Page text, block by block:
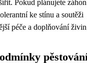
Pokud plánujete záhon
ke stínu a soutěži
péče a doplňování